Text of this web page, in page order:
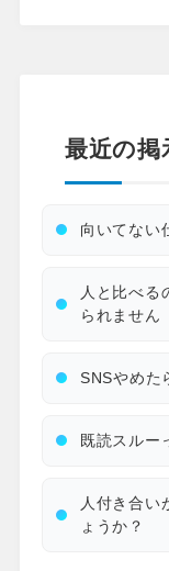
最近の掲
向いてない
人と比べる
られません
SNSやめた
既読スルー
人付き合い
ょうか？